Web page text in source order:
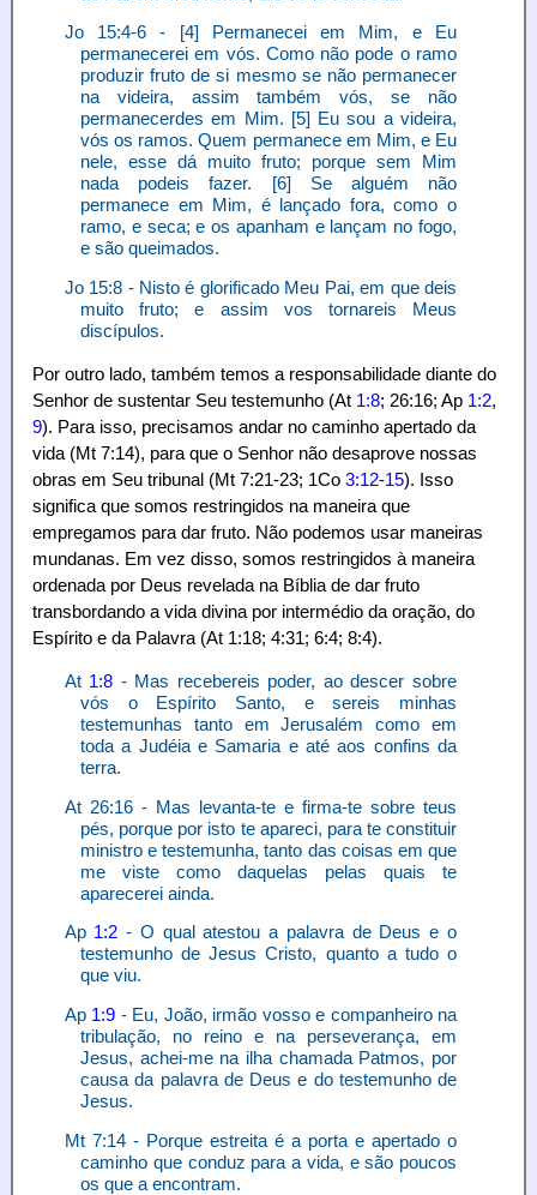
Jo 15:4-6 - [4] Permanecei em Mim, e Eu
permanecerei em vós. Como não pode o ramo
produzir fruto de si mesmo se não permanecer
na videira, assim também vós, se não
permanecerdes em Mim. [5] Eu sou a videira,
vós os ramos. Quem permanece em Mim, e Eu
nele, esse dá muito fruto; porque sem Mim
nada podeis fazer. [6] Se alguém não
permanece em Mim, é lançado fora, como o
ramo, e seca; e os apanham e lançam no fogo,
e são queimados.
Jo 15:8 - Nisto é glorificado Meu Pai, em que deis
muito fruto; e assim vos tornareis Meus
discípulos.
Por outro lado, também temos a responsabilidade diante do
Senhor de sustentar Seu testemunho (At 1:8; 26:16; Ap 1:2,
9). Para isso, precisamos andar no caminho apertado da
vida (Mt 7:14), para que o Senhor não desaprove nossas
obras em Seu tribunal (Mt 7:21-23; 1Co 3:12-15). Isso
significa que somos restringidos na maneira que
empregamos para dar fruto. Não podemos usar maneiras
mundanas. Em vez disso, somos restringidos à maneira
ordenada por Deus revelada na Bíblia de dar fruto
transbordando a vida divina por intermédio da oração, do
Espírito e da Palavra (At 1:18; 4:31; 6:4; 8:4).
At 1:8 - Mas recebereis poder, ao descer sobre
vós o Espírito Santo, e sereis minhas
testemunhas tanto em Jerusalém como em
toda a Judéia e Samaria e até aos confins da
terra.
At 26:16 - Mas levanta-te e firma-te sobre teus
pés, porque por isto te apareci, para te constituir
ministro e testemunha, tanto das coisas em que
me viste como daquelas pelas quais te
aparecerei ainda.
Ap 1:2 - O qual atestou a palavra de Deus e o
testemunho de Jesus Cristo, quanto a tudo o
que viu.
Ap 1:9 - Eu, João, irmão vosso e companheiro na
tribulação, no reino e na perseverança, em
Jesus, achei-me na ilha chamada Patmos, por
causa da palavra de Deus e do testemunho de
Jesus.
Mt 7:14 - Porque estreita é a porta e apertado o
caminho que conduz para a vida, e são poucos
os que a encontram.